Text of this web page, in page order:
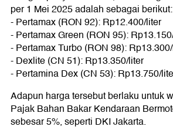
per 1 Mei 2025 adalah sebagai berikut:
- Pertamax (RON 92): Rp12.400/liter
- Pertamax Green (RON 95):
- Pertamax Turbo (RON 98):
- Dexlite (CN 51): Rp13.350/liter
- Pertamina Dex (CN 53): Rp13.750/
Adapun harga tersebut berlaku untuk
Pajak Bahan Bakar Kendaraan
sebesar 5%, seperti DKI Jakarta.